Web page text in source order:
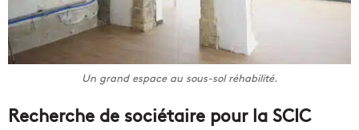
Un grand espace au sous-sol réhabilité.
Recherche de sociétaire pour la SCIC